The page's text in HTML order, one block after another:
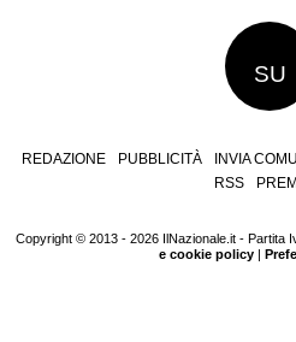
SU
REDAZIONE PUBBLICITÀ INVIA
RSS
Copyright © 2013 - 2026 IlNazionale.it - Partita
e cookie policy|